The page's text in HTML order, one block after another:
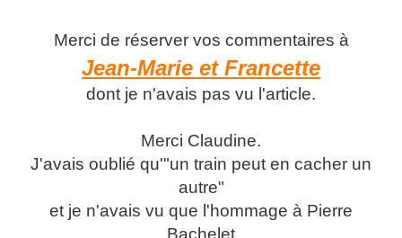
Merci de réserver vos commentaires à
Jean-Marie et Francette
dont je n'avais pas vu l'article.
Merci Claudine.
J'avais oublié qu'"un train peut en cacher un
autre"
et je n'avais vu que l'hommage à Pierre
Bachelet